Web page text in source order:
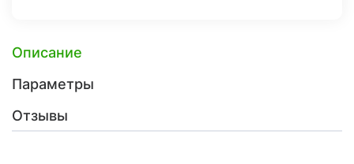
Описание
Параметры
Отзывы